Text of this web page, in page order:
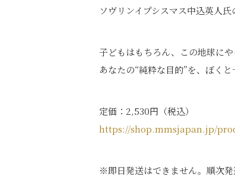
ソヴリンイプシスマス中込英人
子どもはもちろん、この地球にや
あなたの“純粋な目的”を、ぼく
定価：2,530円（税込）
https://shop.mmsjapan.jp/
※即日​発送はできません。順次発